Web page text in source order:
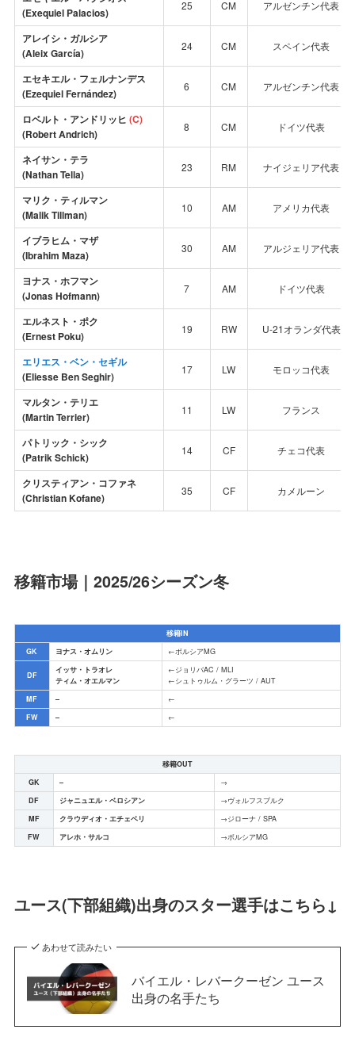
(Exequiel Palacios)
25 CM アルゼンチン代表
アレイシ・ガルシア
(Aleix García)
24 CM スペイン代表
エセキエル・フェルナンデス
(Ezequiel Fernández)
6 CM アルゼンチン代表
ロベルト・アンドリッヒ (C)
(Robert Andrich)
8 CM ドイツ代表
ネイサン・テラ
(Nathan Tella)
23 RM ナイジェリア代表
マリク・ティルマン
(Malik Tillman)
10 AM アメリカ代表
イブラヒム・マザ
(Ibrahim Maza)
30 AM アルジェリア代表
ヨナス・ホフマン
(Jonas Hofmann)
7 AM ドイツ代表
エルネスト・ポク
(Ernest Poku)
19 RW U-21オランダ代表
エリエス・ベン・セギル
(Eliesse Ben Seghir)
17 LW モロッコ代表
マルタン・テリエ
(Martin Terrier)
11 LW フランス
パトリック・シック
(Patrik Schick)
14 CF チェコ代表
クリスティアン・コファネ
(Christian Kofane)
35 CF カメルーン
移籍市場｜2025/26シーズン冬
移籍IN
GK
ヨナス・オムリン ←ボルシアMG
DF
イッサ・トラオレ
ティム・オエルマン
←ジョリバAC / MLI
←シュトゥルム・グラーツ / AUT
MF
–
←
FW
– ←
移籍OUT
GK
–
→
DF
ジャニュエル・ベロシアン
→ヴォルフスブルク
MF
クラウディオ・エチェベリ
→ジローナ / SPA
FW
アレホ・サルコ →ボルシアMG
ユース(下部組織)出身のスター選手はこちら↓
あわせて読みたい
バイエル・レバークーゼン ユース
出身の名手たち